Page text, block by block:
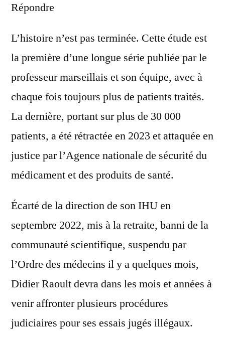
Répondre
L’histoire n’est pas terminée. Cette étude est
la première d’une longue série publiée par le
professeur marseillais et son équipe, avec à
chaque fois toujours plus de patients traités.
La dernière, portant sur plus de 30 000
patients, a été rétractée en 2023 et attaquée en
justice par l’Agence nationale de sécurité du
médicament et des produits de santé.
Écarté de la direction de son IHU en
septembre 2022, mis à la retraite, banni de la
communauté scientifique, suspendu par
l’Ordre des médecins il y a quelques mois,
Didier Raoult devra dans les mois et années à
venir affronter plusieurs procédures
judiciaires pour ses essais jugés illégaux.